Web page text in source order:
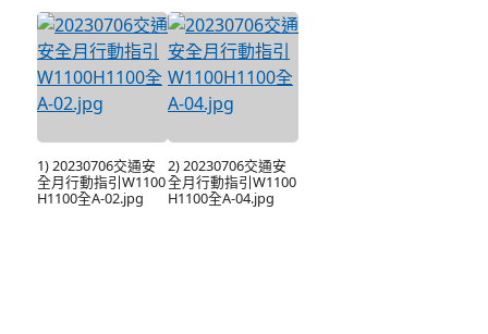
1) 20230706交通安
全月行動指引W1100
H1100全A-02.jpg
2) 20230706交通安
全月行動指引W1100
H1100全A-04.jpg